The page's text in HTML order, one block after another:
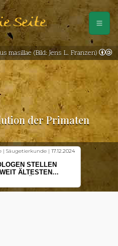
Seite
der Primaten
| Säugetierkunde | 17.12.2024
STELLEN
ÄLTESTEN
masillae (Bild: Jens L. Franzen)